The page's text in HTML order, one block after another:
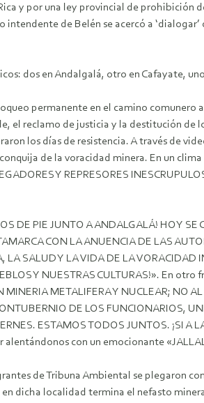
y por una ley provincial de prohibición
de Belén se acercó a ‘dialogar’
dos en Andalgalá, otro en Cafayate,
permanente en el camino comunero
el reclamo de justicia y la destitución de
los días de resistencia. A través de
de la voracidad minera. En un clima
Y REPRESORES
PIE JUNTO A ANDALGALÁ! HOY SE
CON LA ANUENCIA DE LAS
SALUD Y LA VIDA DE LA VORACIDAD
Y NUESTRAS CULTURAS!». En
METALIFERA Y NUCLEAR; NO
DE LOS FUNCIONARIOS,
ESTAMOS TODOS JUNTOS. ¡SI A
con un emocionante
de Tribuna Ambiental se plegaron
dicha localidad termina el nefasto